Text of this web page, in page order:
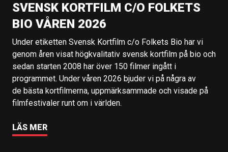
SVENSK KORTFILM C/O FOLKETS
BIO VÅREN 2026
Under etiketten Svensk Kortfilm c/o Folkets Bio har vi
genom åren visat högkvalitativ svensk kortfilm på bio och
sedan starten 2008 har över 150 filmer ingått i
programmet. Under våren 2026 bjuder vi på några av
de bästa kortfilmerna, uppmärksammade och visade på
filmfestivaler runt om i världen.
LÄS MER